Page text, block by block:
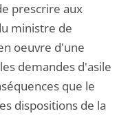
prescrire aux
ministre de
oeuvre d'une
demandes d'asile
que le
dispositions de la